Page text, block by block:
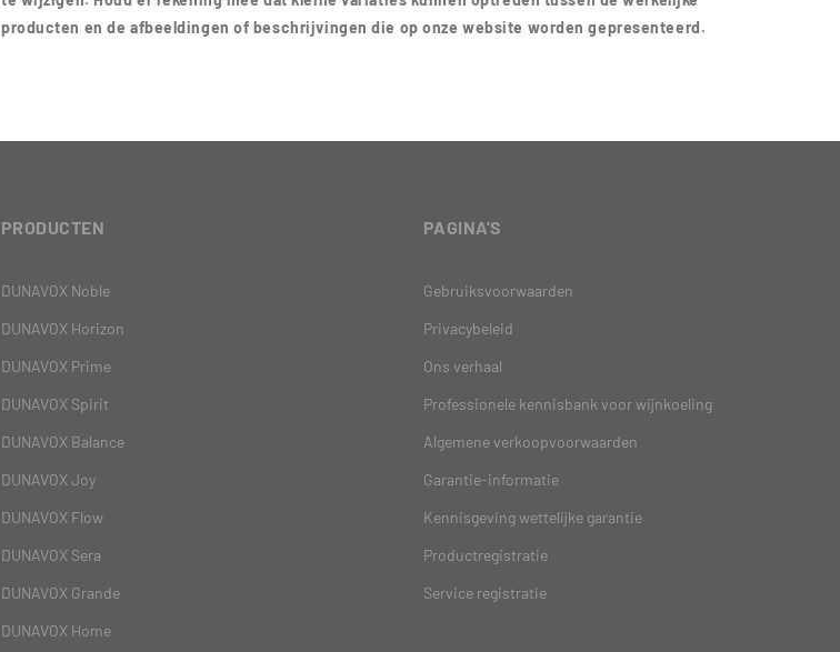
producten en de afbeeldingen of beschrijvingen die op onze website worden gepresenteerd.
PRODUCTEN
DUNAVOX Noble
DUNAVOX Horizon
DUNAVOX Prime
DUNAVOX Spirit
DUNAVOX Balance
DUNAVOX Joy
DUNAVOX Flow
DUNAVOX Sera
DUNAVOX Grande
DUNAVOX Home
PAGINA'S
Gebruiksvoorwaarden
Privacybeleid
Ons verhaal
Professionele kennisbank voor wijnkoeling
Algemene verkoopvoorwaarden
Garantie-informatie
Kennisgeving wettelijke garantie
Productregistratie
Service registratie